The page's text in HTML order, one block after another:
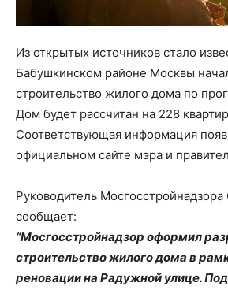
Из открытых источников стало
Бабушкинском районе Москвы
строительство жилого дома по
Дом будет рассчитан на 228
Соответствующая информация
официальном сайте мэра и
Руководитель
сообщает:
“Мосгосстройнадзор оформил
строительство жилого дома в
реновации на Радужной улице.